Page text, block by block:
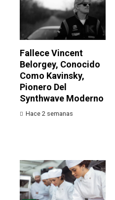
Fallece Vincent
Belorgey, Conocido
Como Kavinsky,
Pionero Del
Synthwave Moderno
Hace 2 semanas